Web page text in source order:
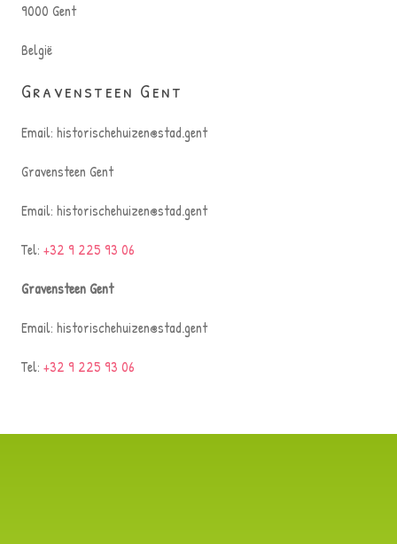
9000 Gent
België
Gravensteen Gent
Email: historischehuizen@stad.gent
Gravensteen Gent
Email: historischehuizen@stad.gent
Tel: +32 9 225 93 06
Gravensteen Gent
Email: historischehuizen@stad.gent
Tel: +32 9 225 93 06